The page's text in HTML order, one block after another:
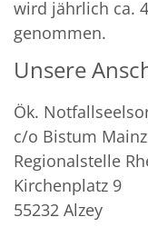
wird jährlich ca.
genommen.
Unsere
Ök.
c/o Bistum
Regionalstelle
Kirchenplatz 9
55232 Alzey